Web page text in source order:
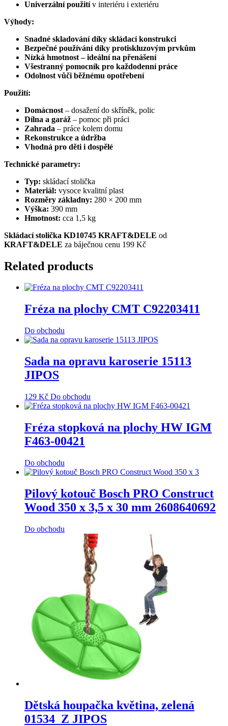
Univerzální použitív interiéru i exteriéru
Výhody:
Snadné skladování díky skládací konstrukci
Bezpečné používání díky protiskluzovým prvkům
Nízká hmotnost – ideální na přenášení
Všestranný pomocník pro každodenní práce
Odolnost vůči běžnému opotřebení
Použití:
Domácnost – dosažení do skříněk, polic
Dílna a garáž – pomoc při práci
Zahrada – práce kolem domu
Rekonstrukce a údržba
Vhodná pro děti i dospělé
Technické parametry:
Typ: skládací stolička
Materiál: vysoce kvalitní plast
Rozměry základny: 280 × 200 mm
Výška: 390 mm
Hmotnost: cca 1,5 kg
Skládací stolička KD10745 KRAFT&DELE od
KRAFT&DELE za báječnou cenu 199 Kč
Related products
Fréza na plochy CMT C92203411
Do obchodu
Sada na opravu karoserie 15113
JIPOS
129 Kč Do obchodu
Fréza stopková na plochy HW IGM
F463-00421
Do obchodu
Pilový kotouč Bosch PRO Construct
Wood 350 x 3,5 x 30 mm 2608640692
Do obchodu
Dětská houpačka květina, zelená
01534_Z JIPOS